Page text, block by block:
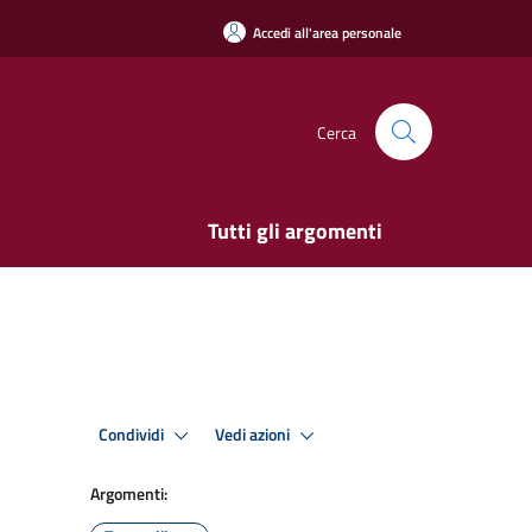
Accedi all'area personale
Cerca
Tutti gli argomenti
Condividi Vedi azioni
Argomenti: